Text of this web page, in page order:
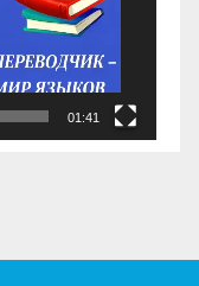
01:41